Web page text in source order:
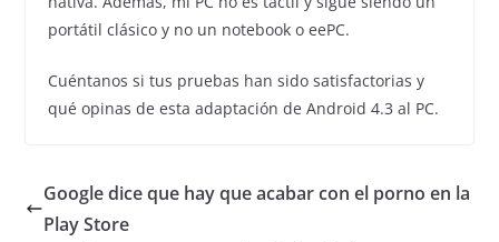
portátil clásico y no un notebook o eePC.
Cuéntanos si tus pruebas han sido satisfactorias y
qué opinas de esta adaptación de Android 4.3 al PC.
Google dice que hay que acabar con el porno en la
Play Store